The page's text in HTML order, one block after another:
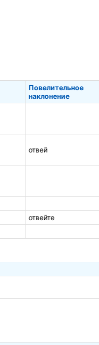
Повелительное
наклонение
отвей
отвейте